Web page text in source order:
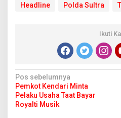
Headline Polda Sultra
Ikuti
N
a
v
Pos sebelumnya
Pemkot Kendari Minta
Pelaku Usaha Taat Bayar
Royalti Musik